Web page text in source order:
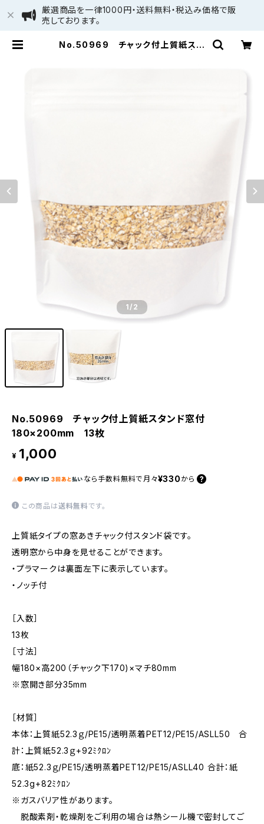
厳選商品を一律1000円・送料無料・税込み価格で販
売しております。
No.50969 チャック付上質紙スタ
1/2
No.50969 チャック付上質紙スタンド窓付
180×200mm 13枚
¥ 1,000
なら 手数料無料で 月々¥330 から
この商品は送料無料です。
上質紙タイプの窓あきチャック付スタンド袋です。
透明窓から中身を見せることができます。
・プラマークは裏面左下に表示しています。
・ノッチ付
［入数］
13枚
［寸法］
幅180×高200（チャック下170)×マチ80mm
※窓開き部分35mm
［材質］
本体：上質紙52.3ｇ/PE15/透明蒸着PET12/PE15/ASLL50 合
計：上質紙52.3ｇ+92ﾐｸﾛﾝ
底：紙52.3ｇ/PE15/透明蒸着PET12/PE15/ASLL40 合計：紙
52.3g+82ﾐｸﾛﾝ
※ガスバリア性があります。
脱酸素剤・乾燥剤をご利用の場合は熱シール機で密封してご